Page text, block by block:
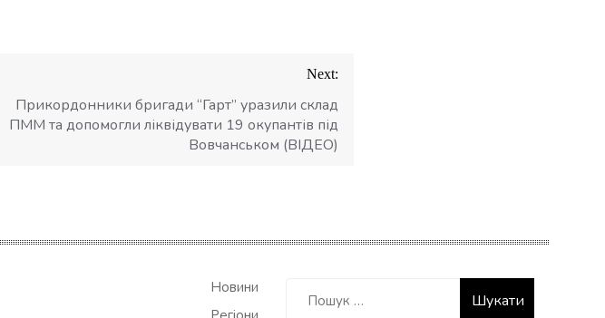
Next:
Прикордонники бригади “Гарт” уразили склад
ПММ та допомогли ліквідувати 19 окупантів під
Вовчанськом (ВІДЕО)
Новини